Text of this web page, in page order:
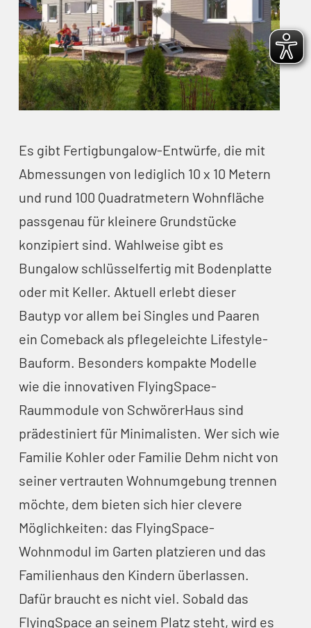
Es gibt Fertigbungalow-Entwürfe, die mit
Abmessungen von lediglich 10 x 10 Metern
und rund 100 Quadratmetern Wohnfläche
passgenau für kleinere Grundstücke
konzipiert sind. Wahlweise gibt es
Bungalow schlüsselfertig mit Bodenplatte
oder mit Keller. Aktuell erlebt dieser
Bautyp vor allem bei Singles und Paaren
ein Comeback als pflegeleichte Lifestyle-
Bauform. Besonders kompakte Modelle
wie die innovativen FlyingSpace-
Raummodule von SchwörerHaus sind
prädestiniert für Minimalisten. Wer sich wie
Familie Kohler oder Familie Dehm nicht von
seiner vertrauten Wohnumgebung trennen
möchte, dem bieten sich hier clevere
Möglichkeiten: das FlyingSpace-
Wohnmodul im Garten platzieren und das
Familienhaus den Kindern überlassen.
Dafür braucht es nicht viel. Sobald das
FlyingSpace an seinem Platz steht, wird es